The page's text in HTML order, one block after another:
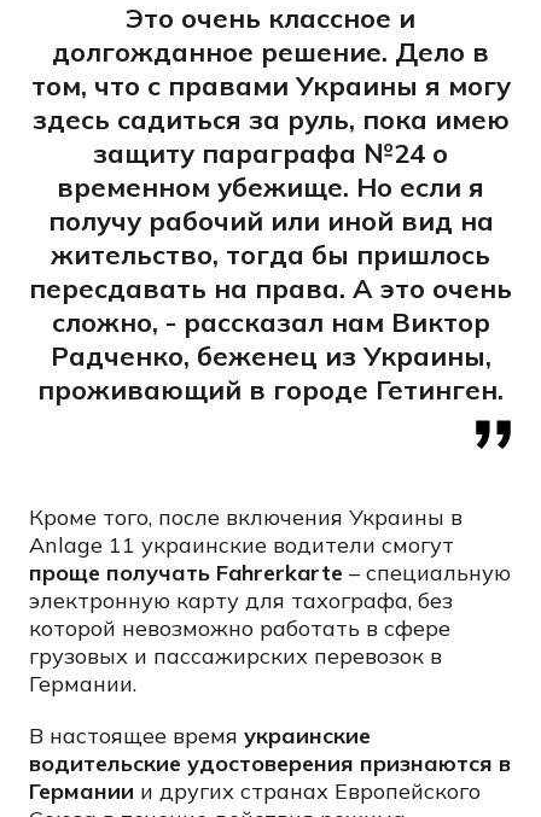
Это очень классное и
долгожданное решение. Дело в
том, что с правами Украины я могу
здесь садиться за руль, пока имею
защиту параграфа №24 о
временном убежище. Но если я
получу рабочий или иной вид на
жительство, тогда бы пришлось
пересдавать на права. А это очень
сложно, - рассказал нам Виктор
Радченко, беженец из Украины,
проживающий в городе Гетинген.
Кроме того, после включения Украины в
Anlage 11 украинские водители смогут
проще получать Fahrerkarte – специальную
электронную карту для тахографа, без
которой невозможно работать в сфере
грузовых и пассажирских перевозок в
Германии.
В настоящее время украинские
водительские удостоверения признаются в
Германии и других странах Европейского